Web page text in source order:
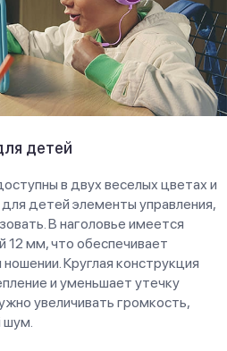
детей
в двух веселых цветах и
детей элементы управления,
В наголовье имеется
12 мм, что обеспечивает
Круглая конструкция
и уменьшает утечку
увеличивать громкость,
шум.